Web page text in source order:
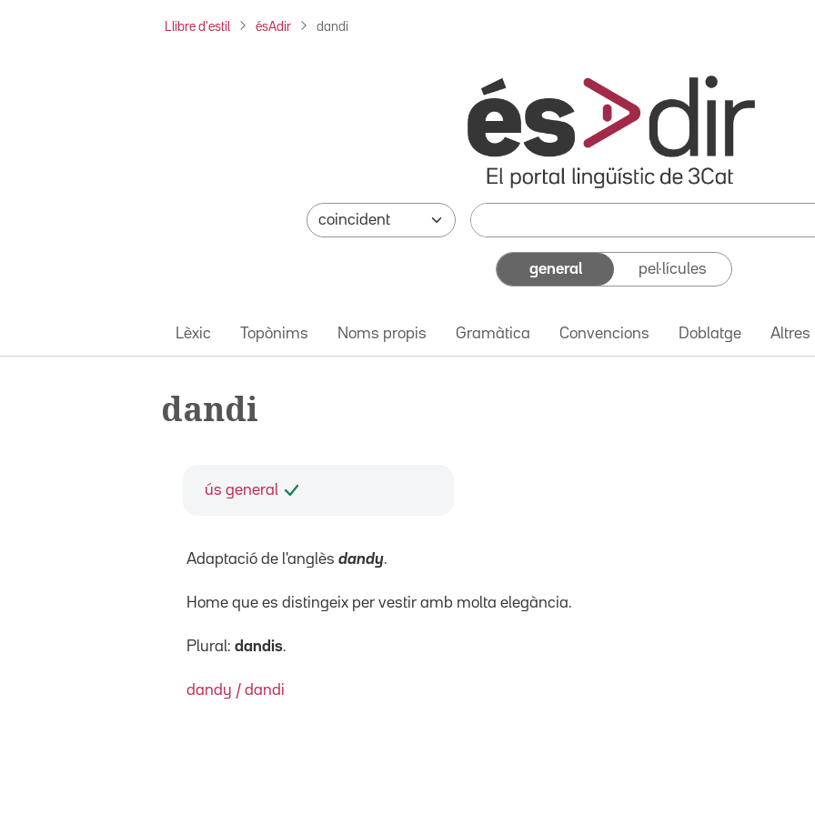
Llibre d'estil ésAdir dandi
general pel·lícules
Lèxic Topònims Noms propis Gramàtica Convencions Doblatge Altres
dandi
ús general
Adaptació de l'anglès dandy.
Home que es distingeix per vestir amb molta elegància.
Plural: dandis.
dandy / dandi